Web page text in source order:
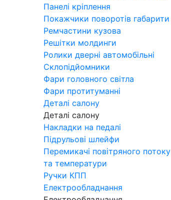
Панелі кріплення
Покажчики поворотів габарити
Ремчастини кузова
Решітки молдинги
Ролики дверні автомобільні
Склопідйомники
Фари головного світла
Фари протитуманні
Деталі салону
Деталі салону
Накладки на педалі
Підрульові шлейфи
Перемикачі повітряного потоку
та температури
Ручки КПП
Електрообладнання